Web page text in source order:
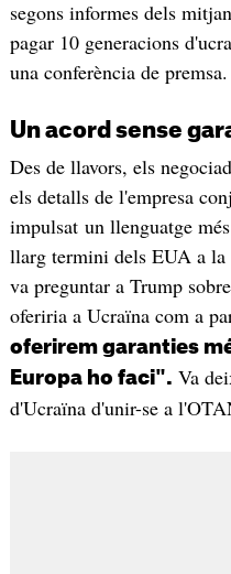
segons informes dels
pagar 10 generacions
una conferència de premsa.
Un acord sense
Des de llavors, els
els detalls de l'empresa
impulsat un llenguatge
llarg termini dels EUA a la
va preguntar a Trump
oferiria a Ucraïna com a
oferirem garanties
Europa ho faci". Va
d'Ucraïna d'unir-se a